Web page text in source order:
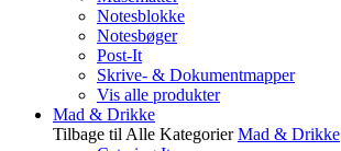
Notesblokke
Notesbøger
Post-It
Skrive- & Dokumentmapper
Vis alle produkter
Mad & Drikke
Tilbage til Alle Kategorier Mad & Drikke